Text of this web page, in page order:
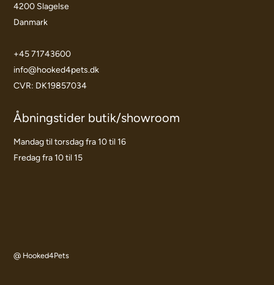
4200 Slagelse
Danmark
+45 71743600
info@hooked4pets.dk
CVR: DK19857034
Åbningstider butik/showroom
Mandag til torsdag fra 10 til 16
Fredag fra 10 til 15
@ Hooked4Pets